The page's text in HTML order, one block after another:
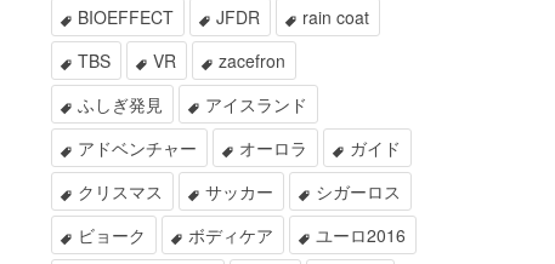
BIOEFFECT JFDR
rain coat
TBS
VR
zacefron
ふしぎ発見
アイスランド
アドベンチャー
オーロラ
ガイド
クリスマス
サッカー
シガーロス
ビョーク
ボディケア
ユーロ2016